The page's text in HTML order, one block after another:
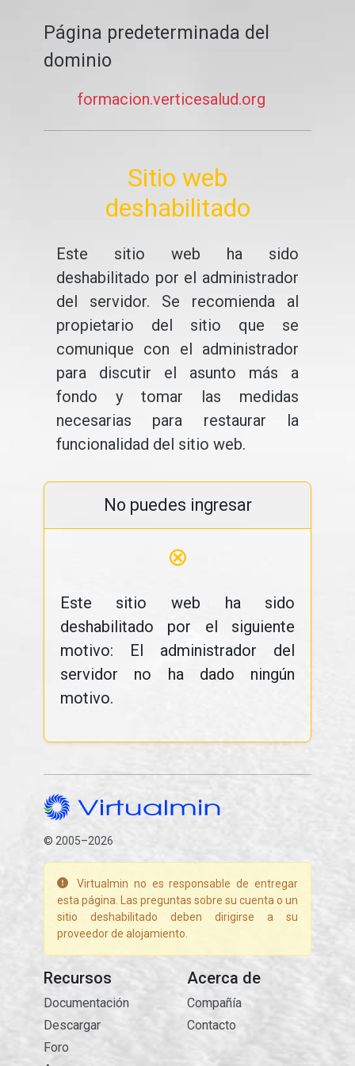
Página predeterminada del
dominio
formacion.verticesalud.org
Sitio web
deshabilitado
Este sitio web ha sido
deshabilitado por el administrador
del servidor. Se recomienda al
propietario del sitio que se
comunique con el administrador
para discutir el asunto más a
fondo y tomar las medidas
necesarias para restaurar la
funcionalidad del sitio web.
No puedes ingresar
⊗
Este sitio web ha sido
deshabilitado por el siguiente
motivo: El administrador del
servidor no ha dado ningún
motivo.
© 2005–2026
Virtualmin no es responsable de entregar
esta página. Las preguntas sobre su cuenta o un
sitio deshabilitado deben dirigirse a su
proveedor de alojamiento.
Recursos
Documentación
Descargar
Foro
Acerca de
Compañía
Contacto